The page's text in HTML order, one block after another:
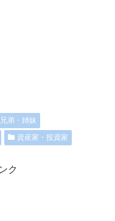
兄弟・姉妹
資産家・投資家
ク